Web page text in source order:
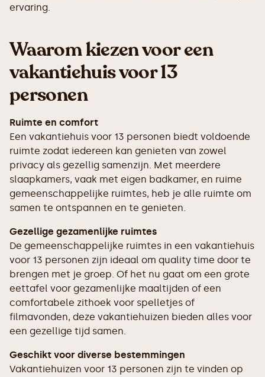
ervaring.
Waarom kiezen voor een
vakantiehuis voor 13
personen
Ruimte en comfort
Een vakantiehuis voor 13 personen biedt voldoende
ruimte zodat iedereen kan genieten van zowel
privacy als gezellig samenzijn. Met meerdere
slaapkamers, vaak met eigen badkamer, en ruime
gemeenschappelijke ruimtes, heb je alle ruimte om
samen te ontspannen en te genieten.
Gezellige gezamenlijke ruimtes
De gemeenschappelijke ruimtes in een vakantiehuis
voor 13 personen zijn ideaal om quality time door te
brengen met je groep. Of het nu gaat om een grote
eettafel voor gezamenlijke maaltijden of een
comfortabele zithoek voor spelletjes of
filmavonden, deze vakantiehuizen bieden alles voor
een gezellige tijd samen.
Geschikt voor diverse bestemmingen
Vakantiehuizen voor 13 personen zijn te vinden op